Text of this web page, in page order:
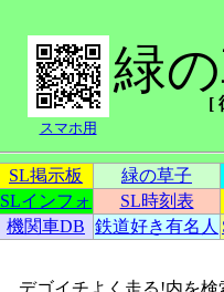
スマホ用
緑
[
SL掲示板 緑の草子
SLインフォ SL時刻表
機関車DB 鉄道好き有名人
デゴイチよく走る!内を検